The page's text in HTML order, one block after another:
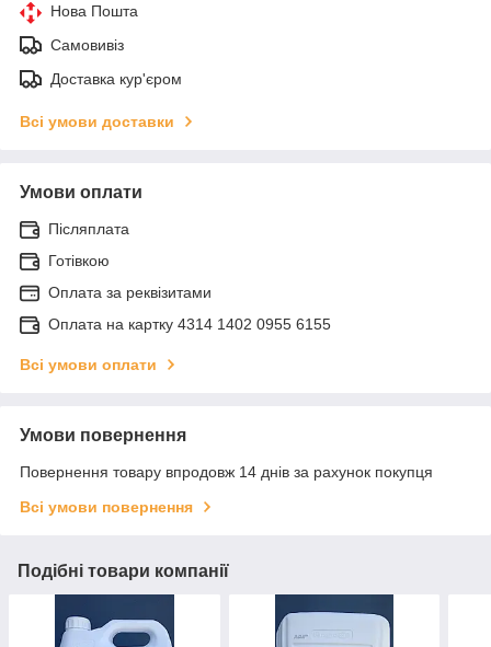
Нова Пошта
Самовивіз
Доставка кур'єром
Всі умови доставки
Умови оплати
Післяплата
Готівкою
Оплата за реквізитами
Оплата на картку 4314 1402 0955 6155
Всі умови оплати
Умови повернення
Повернення товару впродовж 14 днів за рахунок покупця
Всі умови повернення
Подібні товари компанії